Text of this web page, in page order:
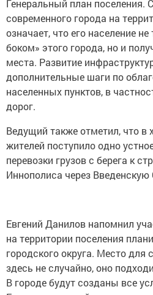
Генеральный план поселения.
современного города на
означает, что его население
боком» этого города, но и
места. Развитие
дополнительные шаги по
населенных пунктов, в
дорог.
Ведущий также отметил, что в
жителей поступило одно
перевозки грузов с берега к
Иннополиса через Введенскую
Евгений Данилов напомнил
на территории поселения
городского округа. Место для
здесь не случайно, оно
В городе будут созданы все